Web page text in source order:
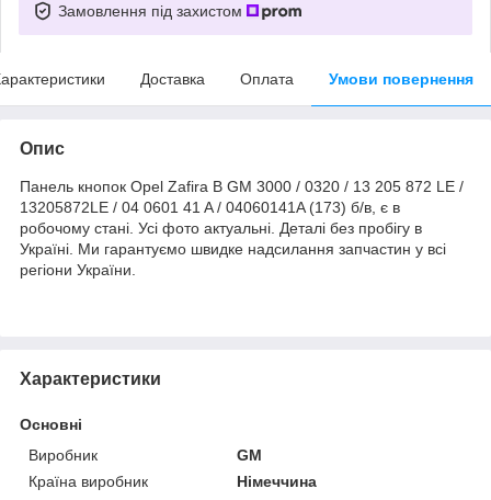
Замовлення під захистом
Доставка Оплата Умови повернення
Опис
Панель кнопок Opel Zafira B GM 3000 / 0320 / 13 205 872 LE /
13205872LE / 04 0601 41 A / 04060141A (173) б/в, є в
робочому стані. Усі фото актуальні. Деталі без пробігу в
Україні. Ми гарантуємо швидке надсилання запчастин у всі
регіони України.
Характеристики
Основні
Виробник
GM
Країна виробник
Німеччина